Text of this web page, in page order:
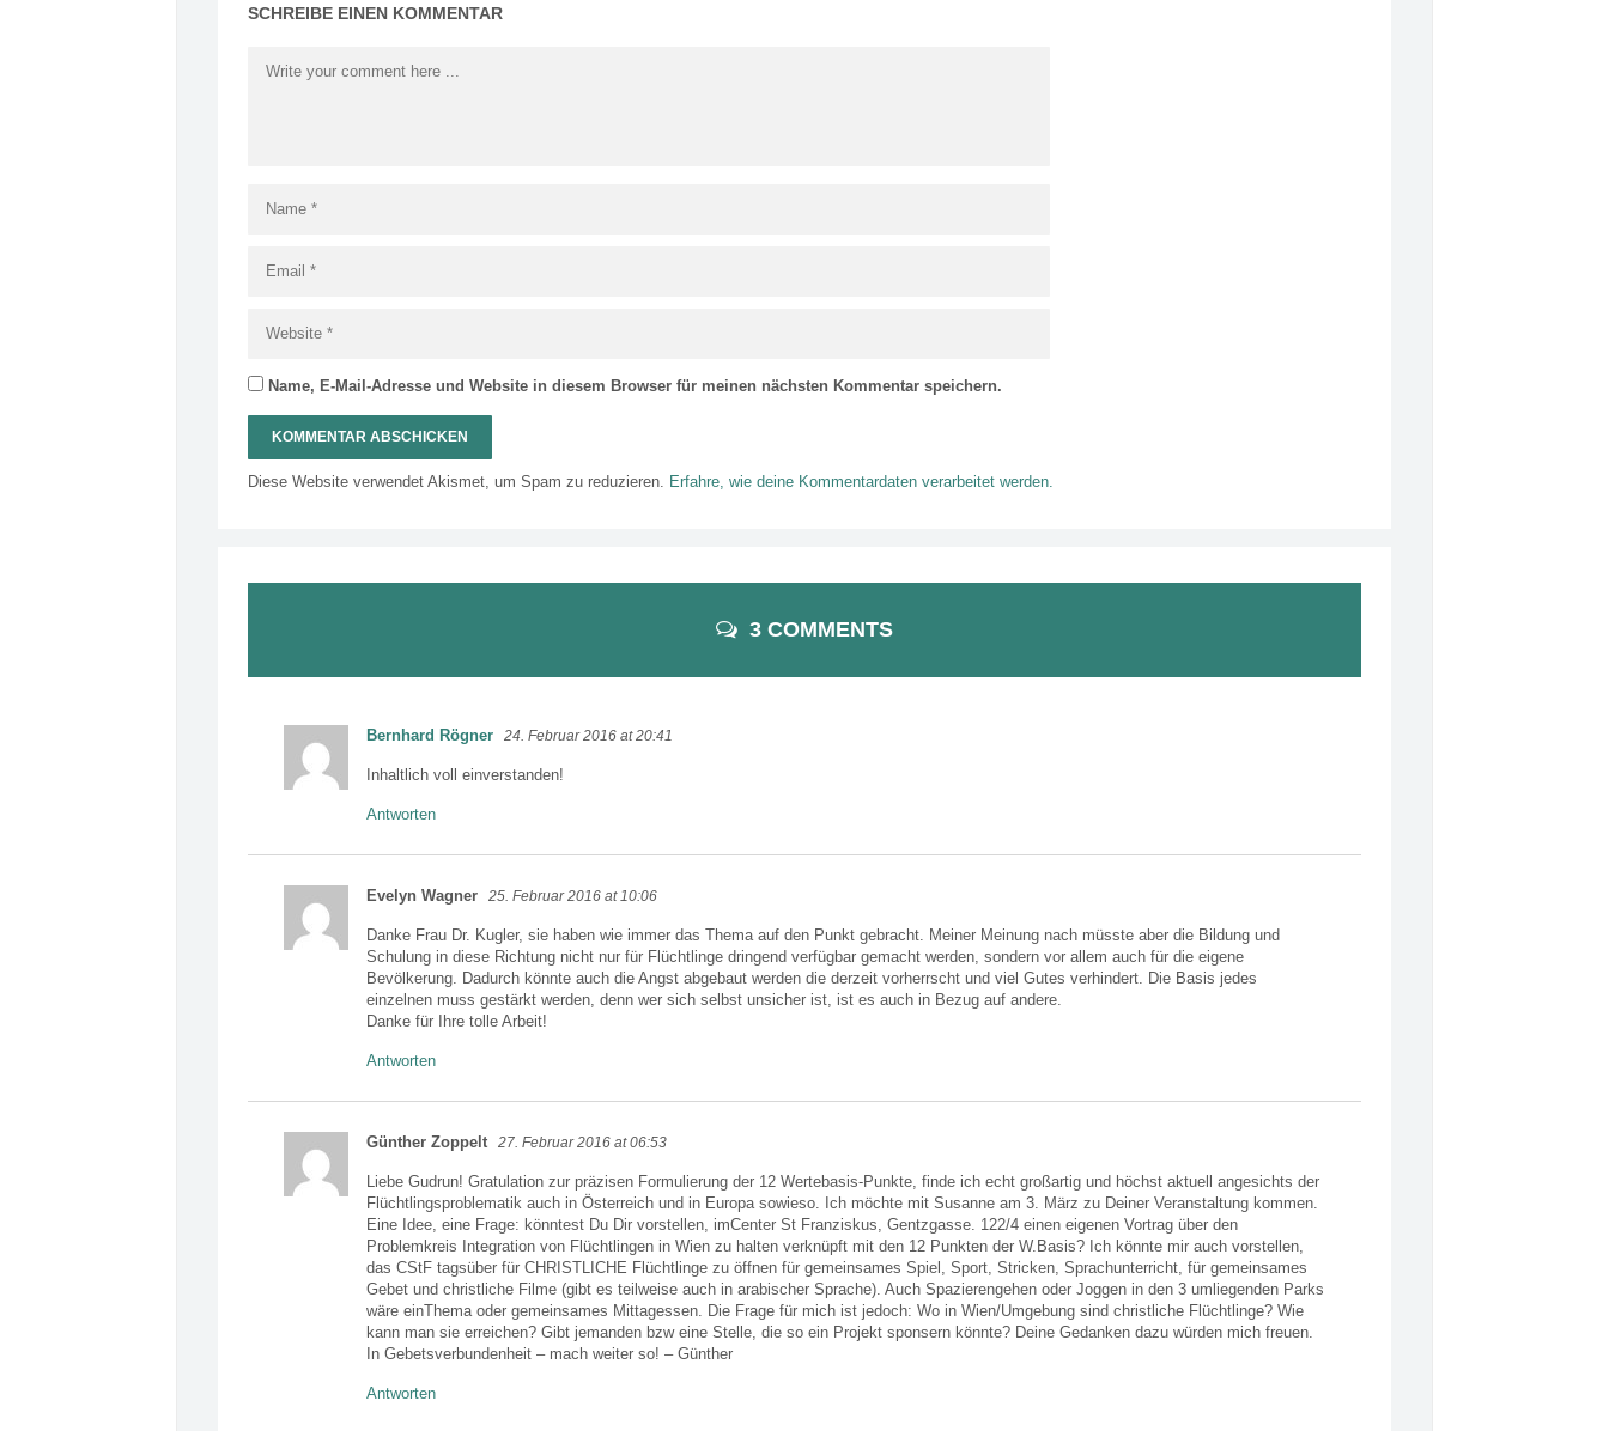
SCHREIBE EINEN KOMMENTAR
Name, E-Mail-Adresse und Website in diesem Browser für meinen nächsten Kommentar speichern.
Diese Website verwendet Akismet, um Spam zu reduzieren. Erfahre, wie deine Kommentardaten verarbeitet werden.
3 COMMENTS
Bernhard Rögner 24. Februar 2016 at 20:41
Inhaltlich voll einverstanden!
Antworten
Evelyn Wagner 25. Februar 2016 at 10:06
Danke Frau Dr. Kugler, sie haben wie immer das Thema auf den Punkt gebracht. Meiner Meinung nach müsste aber die Bildung und
Schulung in diese Richtung nicht nur für Flüchtlinge dringend verfügbar gemacht werden, sondern vor allem auch für die eigene
Bevölkerung. Dadurch könnte auch die Angst abgebaut werden die derzeit vorherrscht und viel Gutes verhindert. Die Basis jedes
einzelnen muss gestärkt werden, denn wer sich selbst unsicher ist, ist es auch in Bezug auf andere.
Danke für Ihre tolle Arbeit!
Antworten
Günther Zoppelt 27. Februar 2016 at 06:53
Liebe Gudrun! Gratulation zur präzisen Formulierung der 12 Wertebasis-Punkte, finde ich echt großartig und höchst aktuell angesichts der
Flüchtlingsproblematik auch in Österreich und in Europa sowieso. Ich möchte mit Susanne am 3. März zu Deiner Veranstaltung kommen.
Eine Idee, eine Frage: könntest Du Dir vorstellen, imCenter St Franziskus, Gentzgasse. 122/4 einen eigenen Vortrag über den
Problemkreis Integration von Flüchtlingen in Wien zu halten verknüpft mit den 12 Punkten der W.Basis? Ich könnte mir auch vorstellen,
das CStF tagsüber für CHRISTLICHE Flüchtlinge zu öffnen für gemeinsames Spiel, Sport, Stricken, Sprachunterricht, für gemeinsames
Gebet und christliche Filme (gibt es teilweise auch in arabischer Sprache). Auch Spazierengehen oder Joggen in den 3 umliegenden Parks
wäre einThema oder gemeinsames Mittagessen. Die Frage für mich ist jedoch: Wo in Wien/Umgebung sind christliche Flüchtlinge? Wie
kann man sie erreichen? Gibt jemanden bzw eine Stelle, die so ein Projekt sponsern könnte? Deine Gedanken dazu würden mich freuen.
In Gebetsverbundenheit – mach weiter so! – Günther
Antworten